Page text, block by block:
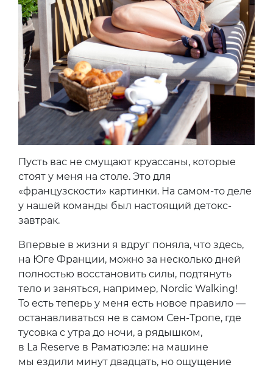
Пусть вас не смущают круассаны, которые
стоят у меня на столе. Это для
«французскости» картинки. На самом-то деле
у нашей команды был настоящий детокс-
завтрак.
Впервые в жизни я вдруг поняла, что здесь,
на Юге Франции, можно за несколько дней
полностью восстановить силы, подтянуть
тело и заняться, например, Nordic Walking!
То есть теперь у меня есть новое правило —
останавливаться не в самом Сен-Тропе, где
тусовка с утра до ночи, а рядышком,
в La Reserve в Раматюэле: на машине
мы ездили минут двадцать, но ощущение